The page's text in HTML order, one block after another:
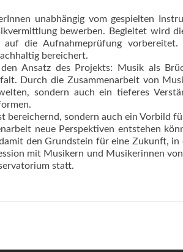
unabhängig vom gespielten
bewerben. Begleitet wird
auf die Aufnahmeprüfung
bereichert.
Ansatz des Projekts: Musik als
Durch die Zusammenarbeit von
sondern auch ein tieferes
bereichernd, sondern auch ein Vorbild
neue Perspektiven entstehen
den Grundstein für eine Zukunft,
mit Musikern und Musikerinnen
statt.